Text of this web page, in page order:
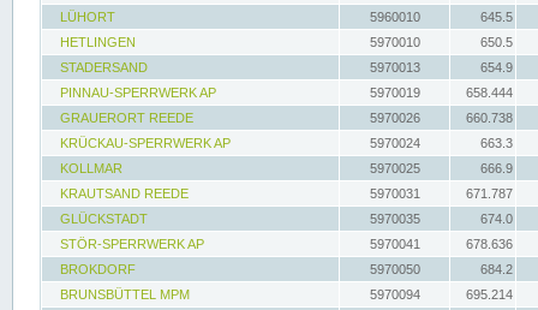
LÜHORT
5960010
645.5
HETLINGEN
5970010
650.5
STADERSAND
5970013
654.9
PINNAU-SPERRWERK AP
5970019
658.444
GRAUERORT REEDE
5970026
660.738
KRÜCKAU-SPERRWERK AP
5970024
663.3
KOLLMAR
5970025
666.9
KRAUTSAND REEDE
5970031
671.787
GLÜCKSTADT
5970035
674.0
STÖR-SPERRWERK AP
5970041
678.636
BROKDORF
5970050
684.2
BRUNSBÜTTEL MPM
5970094
695.214